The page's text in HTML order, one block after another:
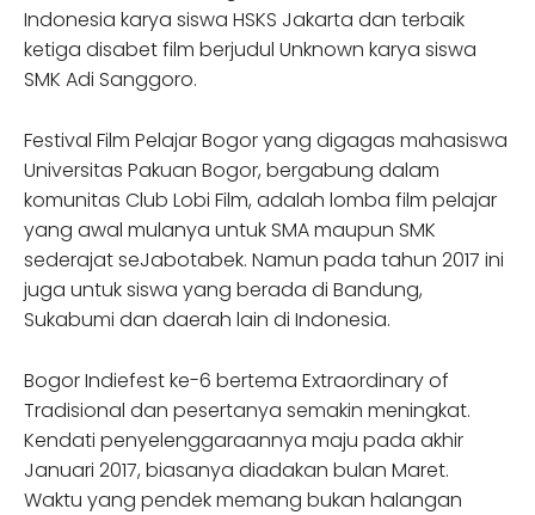
Indonesia karya siswa HSKS Jakarta dan terbaik
ketiga disabet film berjudul Unknown karya siswa
SMK Adi Sanggoro.
Festival Film Pelajar Bogor yang digagas mahasiswa
Universitas Pakuan Bogor, bergabung dalam
komunitas Club Lobi Film, adalah lomba film pelajar
yang awal mulanya untuk SMA maupun SMK
sederajat seJabotabek. Namun pada tahun 2017 ini
juga untuk siswa yang berada di Bandung,
Sukabumi dan daerah lain di Indonesia.
Bogor Indiefest ke-6 bertema Extraordinary of
Tradisional dan pesertanya semakin meningkat.
Kendati penyelenggaraannya maju pada akhir
Januari 2017, biasanya diadakan bulan Maret.
Waktu yang pendek memang bukan halangan